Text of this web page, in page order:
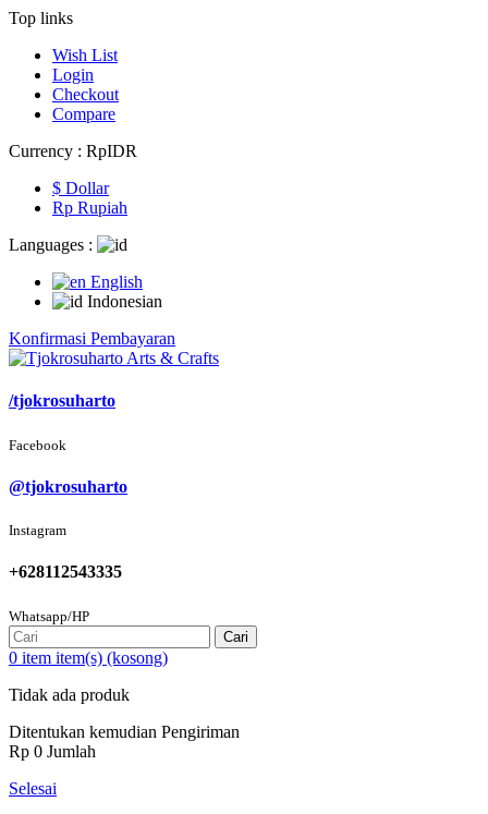
Top links
Wish List
Login
Checkout
Compare
Currency : Rp‎IDR
$ Dollar
Rp‎ Rupiah
Languages :
English
Indonesian
Konfirmasi Pembayaran
/tjokrosuharto
Facebook
@tjokrosuharto
Instagram
+628112543335
Whatsapp/HP
Cari
0 item item(s) (kosong)
Tidak ada produk
Ditentukan kemudian Pengiriman
Rp‎ 0 Jumlah
Selesai